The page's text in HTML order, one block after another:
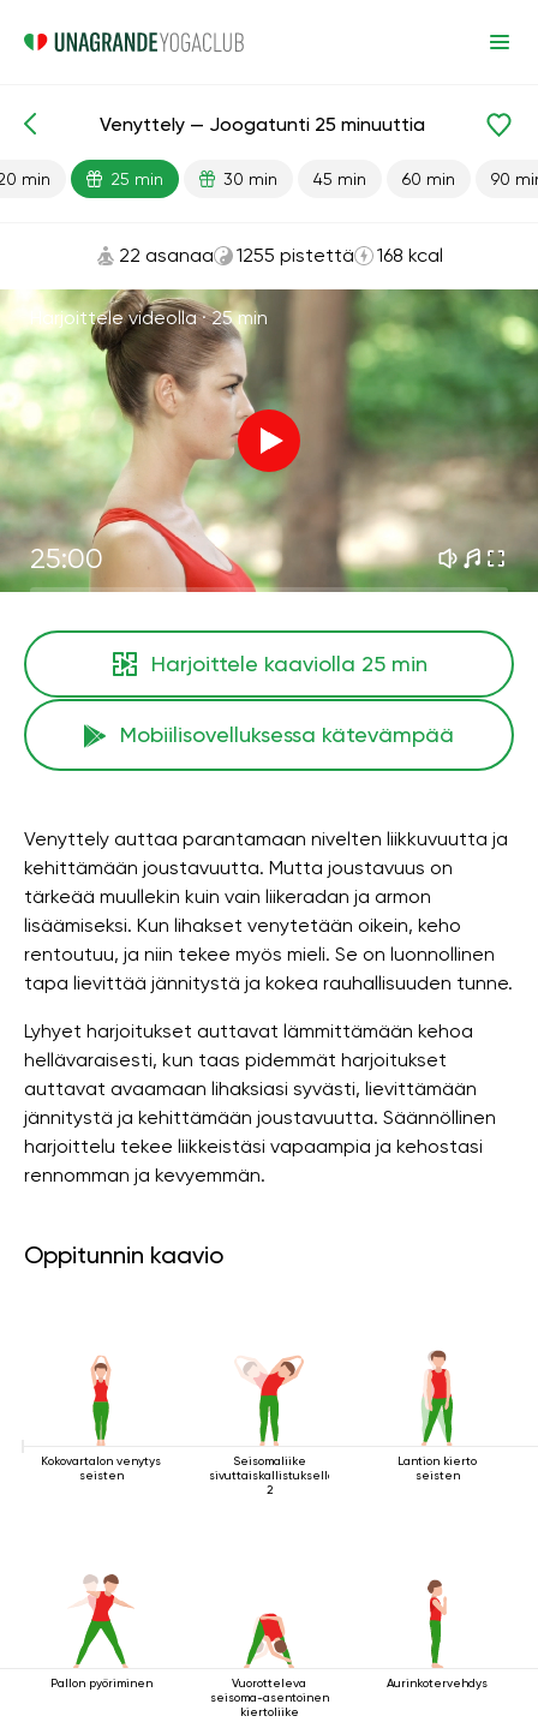
Valmiit oppitunnit Joustavuus
Venyttely — Joogatunti 25 minuuttia
min 25 min 30 min 45 min 60 min 90
22 asanaa 1255 pistettä 168 kcal
Harjoittele videolla ·25 min
25:00
Harjoittele kaaviolla 25 min
Mobiilisovelluksessa kätevämpää
Venyttely auttaa parantamaan nivelten liikkuvuutta ja
kehittämään joustavuutta. Mutta joustavuus on
tärkeää muullekin kuin vain liikeradan ja armon
lisäämiseksi. Kun lihakset venytetään oikein, keho
rentoutuu, ja niin tekee myös mieli. Se on luonnollinen
tapa lievittää jännitystä ja kokea rauhallisuuden tunne.
Lyhyet harjoitukset auttavat lämmittämään kehoa
hellävaraisesti, kun taas pidemmät harjoitukset
auttavat avaamaan lihaksiasi syvästi, lievittämään
jännitystä ja kehittämään joustavuutta. Säännöllinen
harjoittelu tekee liikkeistäsi vapaampia ja kehostasi
rennomman ja kevyemmän.
Oppitunnin kaavio
Kokovartalon venytys
seisten
Seisomaliike
sivuttaiskallistuksella
2
Lantion kierto
seisten
Pallon pyöriminen
Vuorotteleva
seisoma-asentoinen
kiertoliike
Aurinkotervehdys